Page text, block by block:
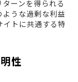
ーンを得られる
ような過剰な利益
トに共通する特
性